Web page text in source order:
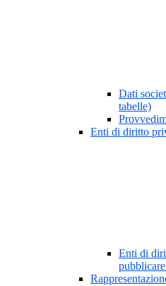
Dati
tabelle)
Enti di diritto
Enti di